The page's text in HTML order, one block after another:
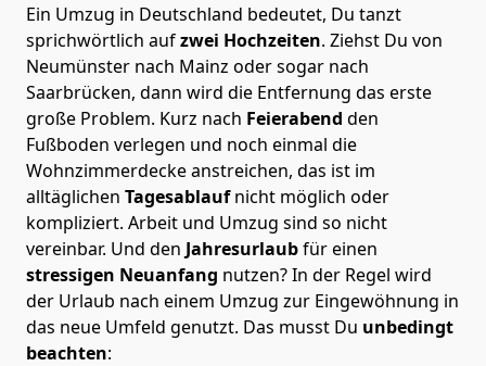
Ein Umzug in Deutschland bedeutet, Du tanzt
sprichwörtlich aufzwei Hochzeiten. Ziehst Du von
Neumünster nach Mainz oder sogar nach
Saarbrücken, dann wird die Entfernung das erste
große Problem. Kurz nach Feierabend den
Fußboden verlegen und noch einmal die
Wohnzimmerdecke anstreichen, das ist im
alltäglichen Tagesablaufnicht möglich oder
kompliziert. Arbeit und Umzug sind so nicht
vereinbar. Und den Jahresurlaubfür einen
stressigen Neuanfang nutzen? In der Regel wird
der Urlaub nach einem Umzug zur Eingewöhnung in
das neue Umfeld genutzt. Das musst Du unbedingt
beachten: